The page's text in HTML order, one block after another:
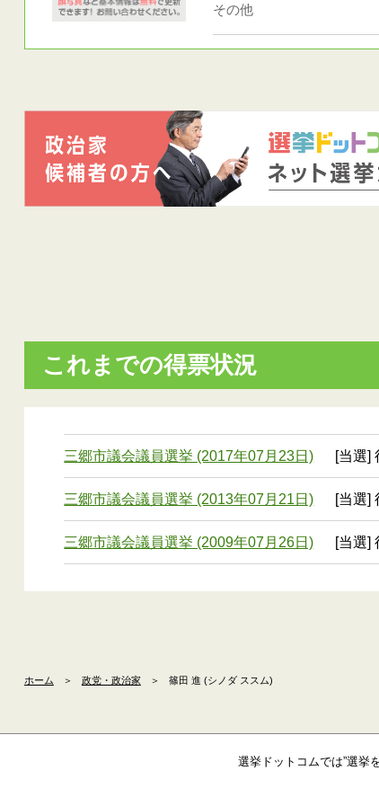
その他
これまでの得票状況
三郷市議会議員選挙 (2017年07月23日) [当選]
三郷市議会議員選挙 (2013年07月21日) [当選]
三郷市議会議員選挙 (2009年07月26日) [当選]
ホーム ＞ 政党・政治家 ＞ 篠田 進 (シノダ ススム)
選挙ドットコムでは”選挙